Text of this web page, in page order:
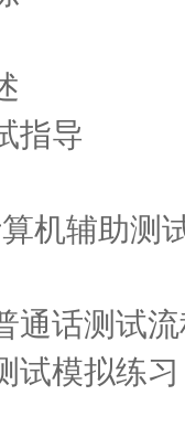
指导
机辅助测
通话测试
试模拟练习